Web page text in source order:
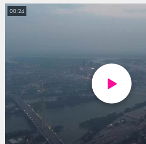
00:24